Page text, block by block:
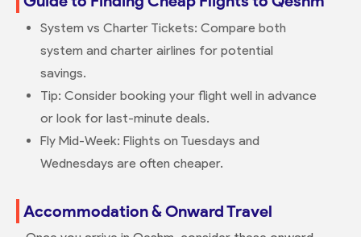
System vs Charter Tickets: Compare both
system and charter airlines for potential
savings.
Tip: Consider booking your flight well in advance
or look for last-minute deals.
Fly Mid-Week: Flights on Tuesdays and
Wednesdays are often cheaper.
Accommodation & Onward Travel